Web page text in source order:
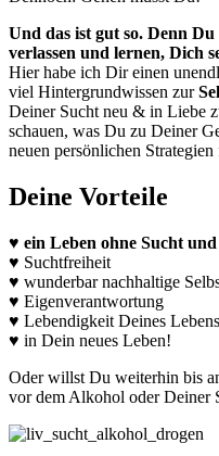
Und das ist gut so. Denn
verlassen und lernen, Dich
Hier habe ich Dir einen
viel Hintergrundwissen zur
Deiner Sucht neu & in Liebe
schauen, was Du zu Deiner
neuen persönlichen
Deine Vorteile
♥ ein Leben ohne Sucht
♥ Suchtfreiheit
♥ wunderbar nachhaltige
♥ Eigenverantwortung
♥ Lebendigkeit Deines
♥ in Dein neues Leben!
Oder willst Du weiterhin bis
vor dem Alkohol oder Deiner